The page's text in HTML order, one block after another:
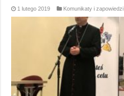
1 lutego 2019 Komunikaty i zapowiedzi